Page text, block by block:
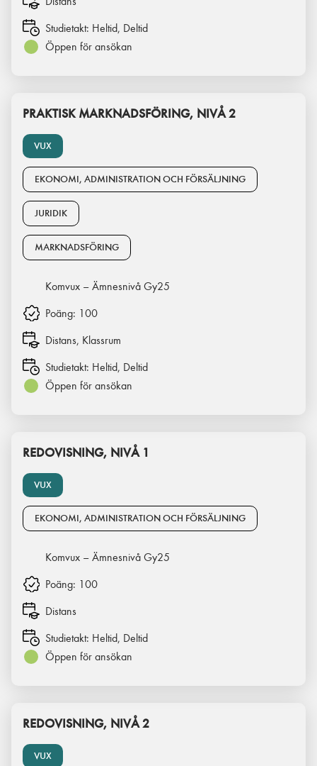
Studietakt: Heltid, Deltid
Öppen för ansökan
VUX
PRAKTISK MARKNADSFÖRING, NIVÅ 2
EKONOMI, ADMINISTRATION OCH FÖRSÄLJNING
JURIDIK
MARKNADSFÖRING
Komvux – Ämnesnivå Gy25
Poäng: 100
Distans, Klassrum
Studietakt: Heltid, Deltid
Öppen för ansökan
VUX
REDOVISNING, NIVÅ 1
EKONOMI, ADMINISTRATION OCH FÖRSÄLJNING
Komvux – Ämnesnivå Gy25
Poäng: 100
Distans
Studietakt: Heltid, Deltid
Öppen för ansökan
VUX
REDOVISNING, NIVÅ 2